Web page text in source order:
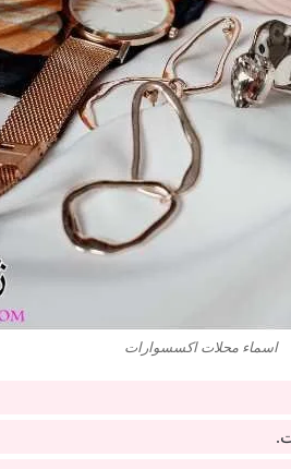
اسماء محلات اكسسوارات